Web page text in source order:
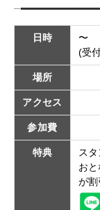
日時
〜
(受
場所
アクセス
参加費
特典 ス
お
が割